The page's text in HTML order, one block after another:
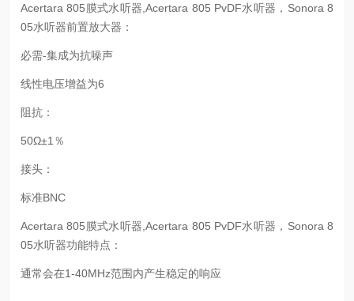
Acertara 805膜式水听器,Acertara 805 PvDF水听器，Sonora 8
05水听器前置放大器：
必需-集成为抗噪声
线性电压增益为6
阻抗：
50Ω±1％
接头：
标准BNC
Acertara 805膜式水听器,Acertara 805 PvDF水听器，Sonora 8
05水听器功能特点：
通常会在1-40MHz范围内产生稳定的响应